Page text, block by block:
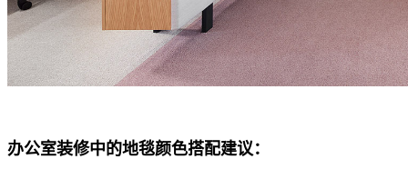
办公室装修中的地毯颜色搭配建议：